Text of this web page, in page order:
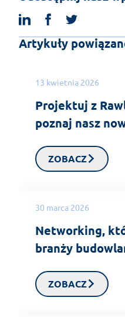
linkedinfacebook
Artykuły
13 kwietnia 2026
Projektuj z
poznaj nasz
ZOBACZ
30 marca 2026
Networking,
branży
ZOBACZ